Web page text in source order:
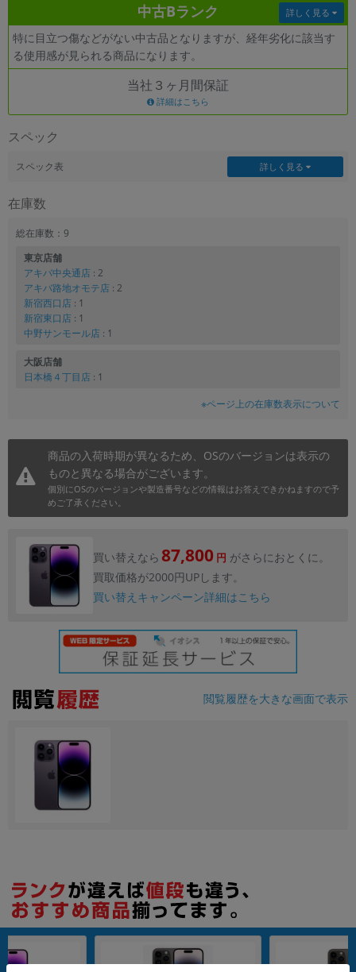
中古Bランク
特に目立つ傷などがない中古品となりますが、経年劣化に該当す
る使用感が見られる商品になります。
詳しく見る
当社３ヶ月間保証
詳細はこちら
スペック
スペック表 詳しく見る
在庫数
総在庫数：9
東京店舗
アキバ中央通店 : 2
アキバ路地オモテ店 : 2
新宿西口店 : 1
新宿東口店 : 1
中野サンモール店 : 1
大阪店舗
日本橋４丁目店 : 1
※ページ上の在庫数表示について
商品の入荷時期が異なるため、OSのバージョンは表示の
ものと異なる場合がございます。
個別にOSのバージョンや製造番号などの情報はお答えできかねますので予
めご了承ください。
買い替えなら 87,800 円 がさらにおとくに。
買取価格が2000円UPします。
買い替えキャンペーン詳細はこちら
閲覧履歴を大きな画面で表示